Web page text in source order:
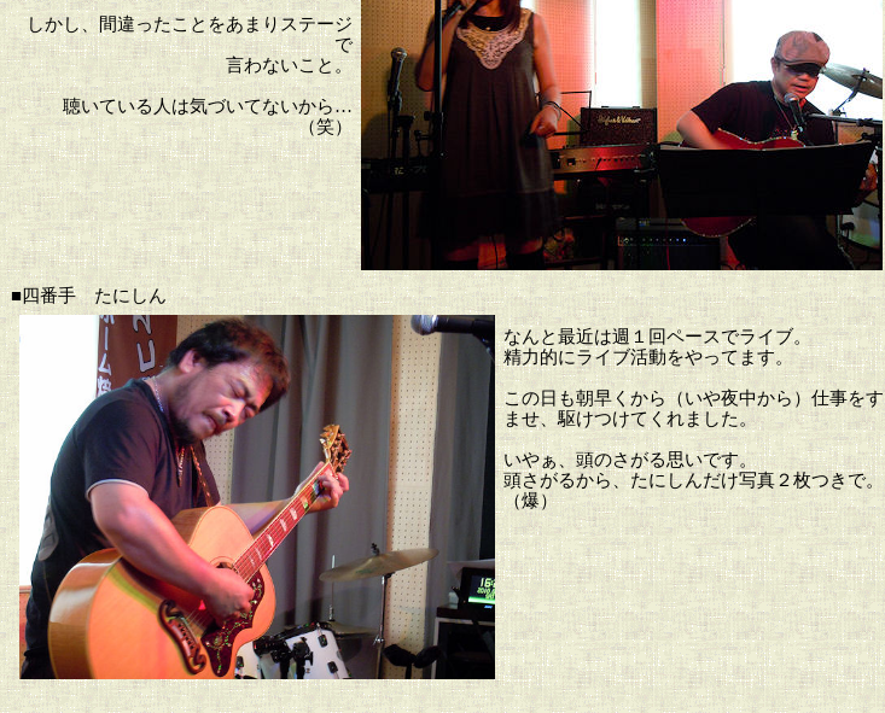
しかし、間違ったことをあまりステージ
で
言わないこと。
聴いている人は気づいてないから…
（笑）
■四番手 たにしん
なんと最近は週１回ペースでライブ。
精力的にライブ活動をやってます。
この日も朝早くから（いや夜中から）仕事をす
ませ、駆けつけてくれました。
いやぁ、頭のさがる思いです。
頭さがるから、たにしんだけ写真２枚つきで。
（爆）